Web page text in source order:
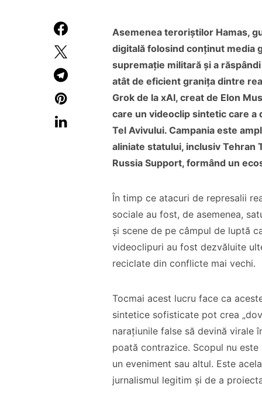
Asemenea teroriștilor Hamas,
digitală folosind conținut media
supremație militară și a
atât de eficient granița dintre
Grok de la xAI, creat de Elon
care un videoclip sintetic care a
Tel Avivului. Campania este
aliniate statului, inclusiv Tehran
Russia Support, formând un
În timp ce atacuri de represalii
sociale au fost, de asemenea,
și scene de pe câmpul de luptă
videoclipuri au fost dezvăluite
reciclate din conflicte mai vechi.
Tocmai acest lucru face ca
sintetice sofisticate pot crea
narațiunile false să devină virale
poată contrazice. Scopul nu
un eveniment sau altul. Este
jurnalismul legitim și de a